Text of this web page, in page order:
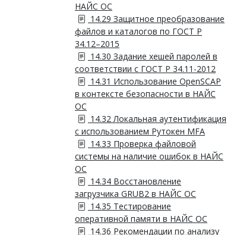
НАЙС ОС
14.29 Защитное преобразование
файлов и каталогов по ГОСТ Р
34.12–2015
14.30 Задание хешей паролей в
соответствии с ГОСТ Р 34.11-2012
14.31 Использование OpenSCAP
в контексте безопасности в НАЙС
ОС
14.32 Локальная аутентификация
с использованием Рутокен MFA
14.33 Проверка файловой
системы на наличие ошибок в НАЙС
ОС
14.34 Восстановление
загрузчика GRUB2 в НАЙС ОС
14.35 Тестирование
оперативной памяти в НАЙС ОС
14.36 Рекомендации по анализу